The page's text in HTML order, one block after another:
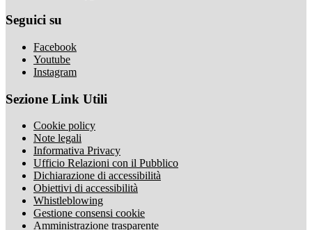
Seguici su
Facebook
Youtube
Instagram
Sezione Link Utili
Cookie policy
Note legali
Informativa Privacy
Ufficio Relazioni con il Pubblico
Dichiarazione di accessibilità
Obiettivi di accessibilità
Whistleblowing
Gestione consensi cookie
Amministrazione trasparente